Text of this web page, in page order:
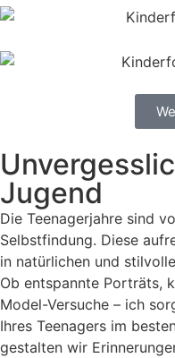
Jugend
Die Teenagerjahre sind
Selbstfindung. Diese
in natürlichen und
Ob entspannte Porträts,
Model-Versuche – ich
Ihres Teenagers im
gestalten wir